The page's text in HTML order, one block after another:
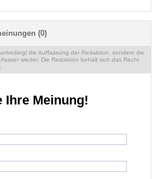
(0)
die Auffassung der Redaktion, sondern die
wieder. Die Redaktion behält sich das Recht
Ihre Meinung!